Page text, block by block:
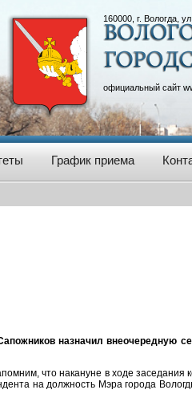
160000, г. Вологда,
официальный сайт
График приема
назначил внеочередную
что накануне в ходе заседания
на должность Мэра города